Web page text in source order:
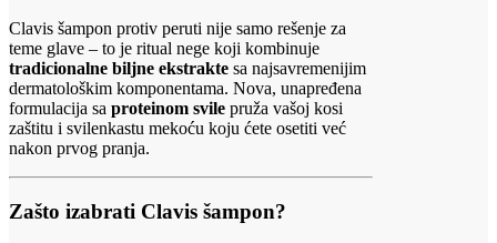
Clavis šampon protiv peruti nije samo rešenje za
teme glave – to je ritual nege koji kombinuje
tradicionalne biljne ekstrakte sa najsavremenijim
dermatološkim komponentama. Nova, unapređena
formulacija sa proteinom svile pruža vašoj kosi
zaštitu i svilenkastu mekoću koju ćete osetiti već
nakon prvog pranja.
Zašto izabrati Clavis šampon?